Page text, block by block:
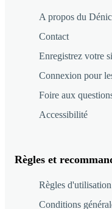
A propos du
Contact
Enregistrez votre
Connexion pour
Foire aux
Accessibilité
Règles et
Règles d'utilisation
Conditions